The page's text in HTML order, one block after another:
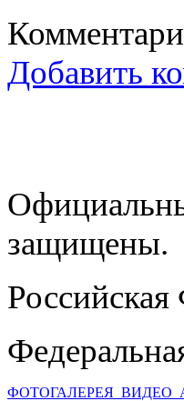
Добавить
защищены.
ФОТОГАЛЕРЕЯ ВИДЕО